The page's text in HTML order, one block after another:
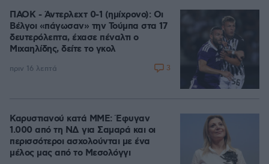
ΠΑΟΚ - Άντερλεχτ 0-1 (ημίχρονο): Οι
Βέλγοι «πάγωσαν» την Τούμπα στα 17
δευτερόλεπτα, έχασε πέναλτι ο
Μιχαηλίδης, δείτε το γκολ
πριν 16 λεπτά 3
Καρυστιανού κατά ΜΜΕ: Έφυγαν
1.000 από τη ΝΔ για Σαμαρά και οι
περισσότεροι ασχολούνται με ένα
μέλος μας από το Μεσολόγγι